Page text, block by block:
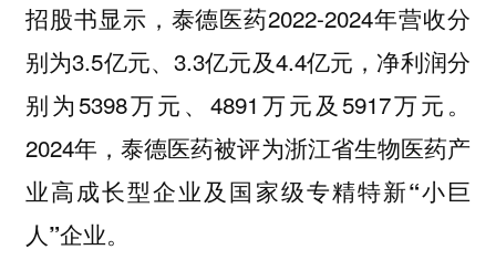
招股书显示，泰德医药2022-2024年营收分
别为3.5亿元、3.3亿元及4.4亿元，净利润分
别为5398万元、4891万元及5917万元。
2024年，泰德医药被评为浙江省生物医药产
业高成长型企业及国家级专精特新“小巨
人”企业。